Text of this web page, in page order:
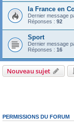
la France en
Dernier message
Réponses : 92
Sport
Dernier message
Réponses : 16
Nouveau sujet
PERMISSIONS DU FORUM